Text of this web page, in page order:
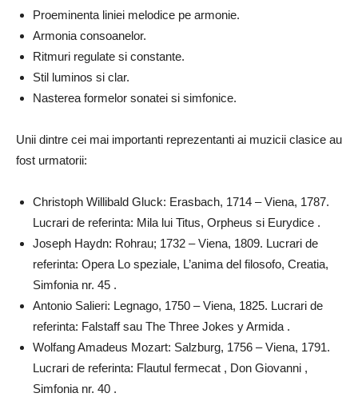
Proeminenta liniei melodice pe armonie.
Armonia consoanelor.
Ritmuri regulate si constante.
Stil luminos si clar.
Nasterea formelor sonatei si simfonice.
Unii dintre cei mai importanti reprezentanti ai muzicii clasice au
fost urmatorii:
Christoph Willibald Gluck: Erasbach, 1714 – Viena, 1787.
Lucrari de referinta: Mila lui Titus, Orpheus si Eurydice .
Joseph Haydn: Rohrau; 1732 – Viena, 1809. Lucrari de
referinta: Opera Lo speziale, L’anima del filosofo, Creatia,
Simfonia nr. 45 .
Antonio Salieri: Legnago, 1750 – Viena, 1825. Lucrari de
referinta: Falstaff sau The Three Jokes y Armida .
Wolfang Amadeus Mozart: Salzburg, 1756 – Viena, 1791.
Lucrari de referinta: Flautul fermecat , Don Giovanni ,
Simfonia nr. 40 .